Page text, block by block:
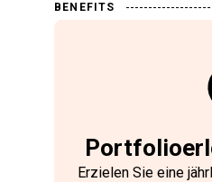
BENEFITS
Erzielen Sie eine